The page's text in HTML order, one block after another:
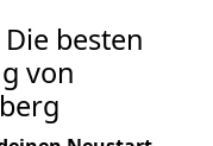
besten
von